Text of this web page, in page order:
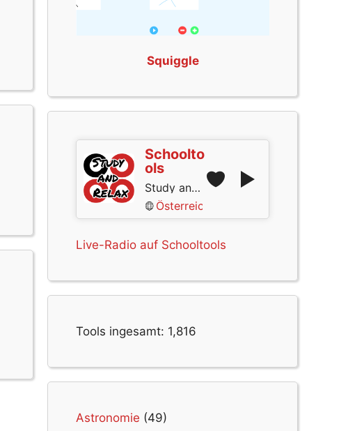
Squiggle
Schoolto
ols
Study and Relax
Österreich
Live-Radio auf Schooltools
Tools ingesamt: 1,816
Astronomie (49)